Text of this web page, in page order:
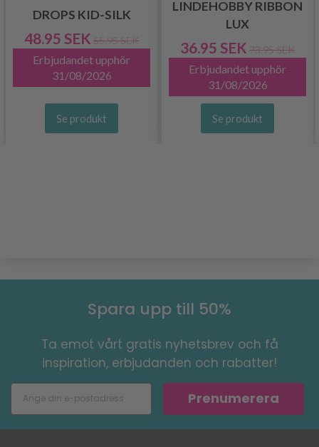
DROPS KID-SILK
48.95 SEK 55.95 SEK
Erbjudandet upphör
31/08/2026
Se produkt
LINDEHOBBY RIBBON
LUX
36.95 SEK 73.95 SEK
Erbjudandet upphör
31/08/2026
Se produkt
Spara upp till 50%
Ta emot vårt gratis nyhetsbrev och få
inspiration, erbjudanden och rabatter!
Prenumerera